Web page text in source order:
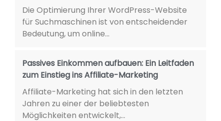
Die Optimierung Ihrer WordPress-Website
für Suchmaschinen ist von entscheidender
Bedeutung, um online...
Passives Einkommen aufbauen: Ein Leitfaden
zum Einstieg ins Affiliate-Marketing
Affiliate-Marketing hat sich in den letzten
Jahren zu einer der beliebtesten
Möglichkeiten entwickelt,...